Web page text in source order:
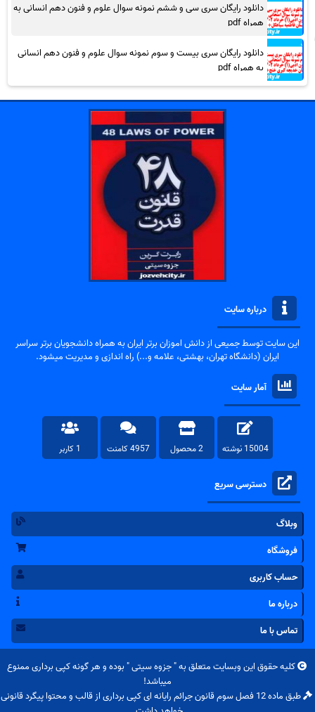
دانلود رایگان سری سی و ششم نمونه سوال علوم و فنون دهم انسانی به
همراه pdf
دانلود رایگان سری بیست و سوم نمونه سوال علوم و فنون دهم انسانی
به همراه pdf
درباره سایت
این سایت توسط جمیعی از دانش اموزان برتر ایران به همراه دانشجویان برتر سراسر
ایران (دانشگاه تهران، بهشتی، علامه و...) راه اندازی و مدیریت میشود.
آمار سایت
15004 نوشته 2 محصول 4957 کامنت 1 کاربر
دسترسی سریع
وبلاگ
فروشگاه
حساب کاربری
درباره ما
تماس با ما
کلیه حقوق این وبسایت متعلق به "جزوه سیتی" بوده و هر گونه کپی برداری ممنوع
میباشد!
طبق ماده 12 فصل سوم قانون جرائم رایانه ای کپی برداری از قالب و محتوا پیگرد قانونی